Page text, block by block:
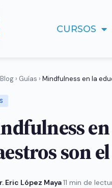
CURSOS
Blog › Guías › Mindfulness en la
son
Eric López Maya11 min de